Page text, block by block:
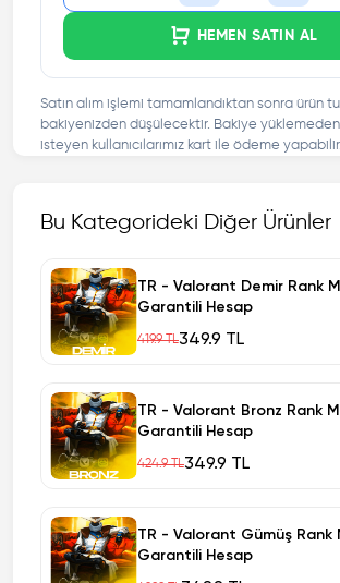
HEMEN SATIN AL
Satın alım işlemi tamamlandıktan sonra ürün
bakiyenizden düşülecektir. Bakiye
isteyen kullanıcılarımız kart ile ödeme yapabilir.
Bu Kategorideki Diğer Ürünler
TR - Valorant Demir Rank
Garantili Hesap
419.9 TL349.9 TL
TR - Valorant Bronz Rank
Garantili Hesap
424.9 TL349.9 TL
TR - Valorant Gümüş Rank Mail
Garantili Hesap